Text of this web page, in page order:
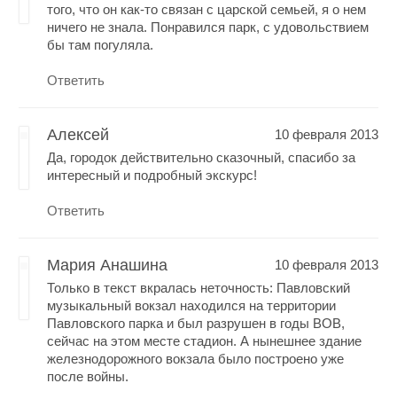
того, что он как-то связан с царской семьей, я о нем
ничего не знала. Понравился парк, с удовольствием
бы там погуляла.
Ответить
Алексей
10 февраля 2013
Да, городок действительно сказочный, спасибо за
интересный и подробный экскурс!
Ответить
Мария Анашина
10 февраля 2013
Только в текст вкралась неточность: Павловский
музыкальный вокзал находился на территории
Павловского парка и был разрушен в годы ВОВ,
сейчас на этом месте стадион. А нынешнее здание
железнодорожного вокзала было построено уже
после войны.